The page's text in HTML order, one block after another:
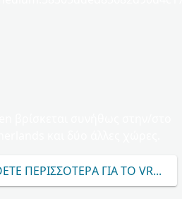
ΠΕΡΙΣΣΌΤΕΡΑ ΓΙΑ ΤΟ VREEDEN